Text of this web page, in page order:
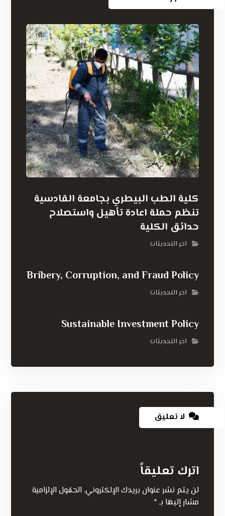
كلية الطب البيطري بجامعة القادسية
تنظم حملة اعادة تأهيل واستصلاح
حدائق الكلية
اخر التحديثات
Bribery, Corruption, and Fraud Policy
اخر التحديثات
Sustainable Investment Policy
اخر التحديثات
لا تعليق
اترك تعليقاً
لن يتم نشر عنوان بريدك الإلكتروني. الحقول الإلزامية
مشار إليها بـ*